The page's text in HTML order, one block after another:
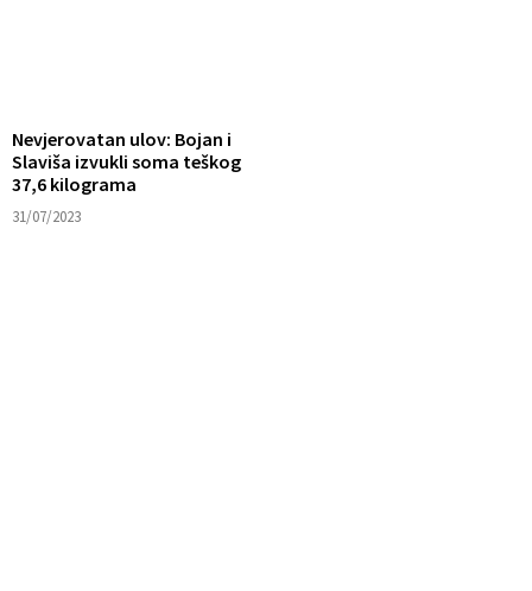
Nevjerovatan ulov: Bojan i
Slaviša izvukli soma teškog
37,6 kilograma
31/07/2023